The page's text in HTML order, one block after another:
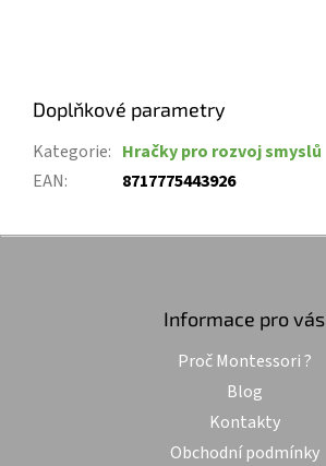
Doplňkové parametry
Kategorie: Hračky pro rozvoj smyslů
EAN: 8717775443926
Z
Informace pro vás
Proč Montessori ?
Blog
Kontakty
Obchodní podmínky